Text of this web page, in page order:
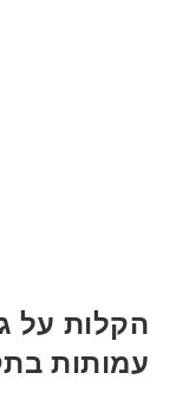
הקלות על
עמותות